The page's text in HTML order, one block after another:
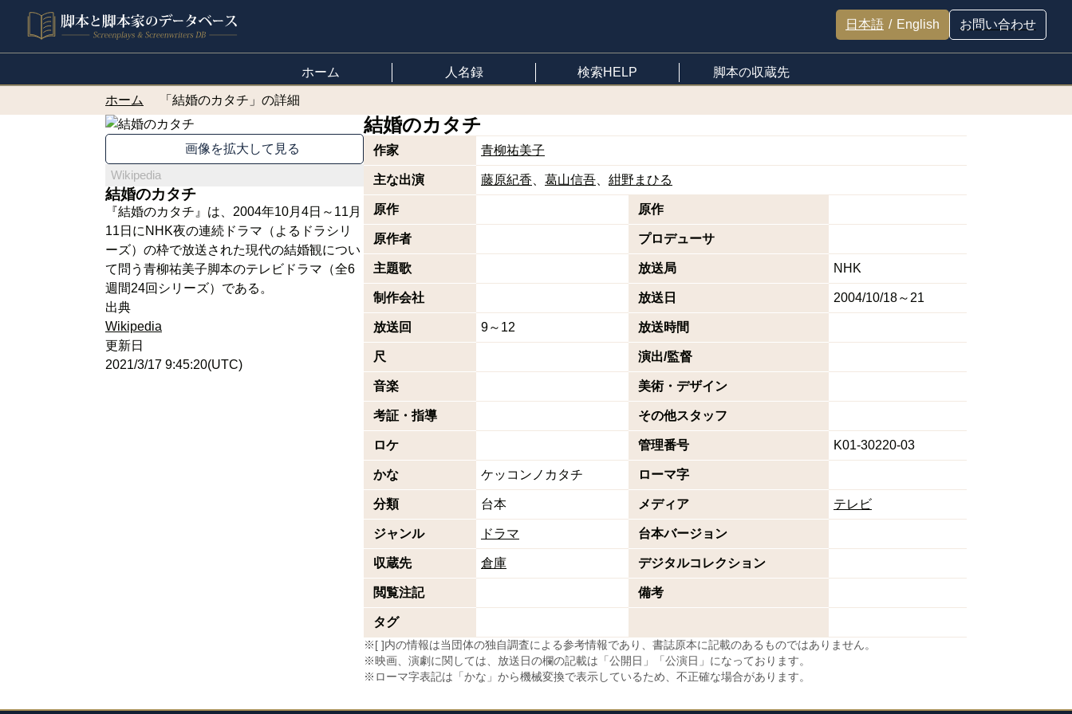
日本語 / English お問い合わせ
ホーム 人名録 検索HELP 脚本の収蔵先
ホーム 「結婚のカタチ」の詳細
画像を拡大して見る
Wikipedia
結婚のカタチ
『結婚のカタチ』は、2004年10月4日～11月
11日にNHK夜の連続ドラマ（よるドラシリ
ーズ）の枠で放送された現代の結婚観につい
て問う青柳祐美子脚本のテレビドラマ（全6
週間24回シリーズ）である。
出典
Wikipedia
更新日
2021/3/17 9:45:20(UTC)
結婚のカタチ
作家 青柳祐美子
主な出演 藤原紀香 葛山信吾 紺野まひる
原作 原作
原作者 プロデューサ
主題歌 放送局 NHK
制作会社 放送日 2004/10/18～21
放送回 9～12 放送時間
尺 演出/監督
音楽 美術・デザイン
考証・指導 その他スタッフ
ロケ 管理番号 K01-30220-03
かな ケッコンノカタチ ローマ字
分類 台本 メディア テレビ
ジャンル ドラマ 台本バージョン
収蔵先 倉庫 デジタルコレクション
閲覧注記 備考
タグ
※[ ]内の情報は当団体の独自調査による参考情報であり、書誌原本に記載のあるものではありません。
※映画、演劇に関しては、放送日の欄の記載は「公開日」「公演日」になっております。
※ローマ字表記は「かな」から機械変換で表示しているため、不正確な場合があります。